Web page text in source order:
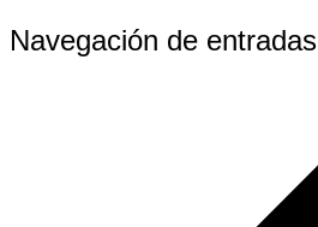
Navegación de entradas